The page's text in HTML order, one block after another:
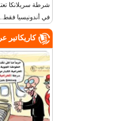
شرطة سريلانكا
في أندونيسيا فقط..
كاريكاتير